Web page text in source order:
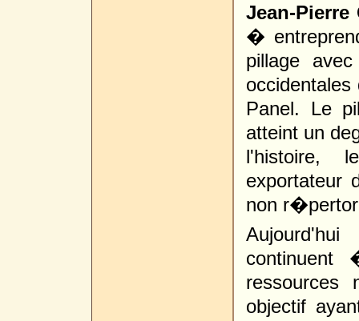
Jean-Pierre
�
pillage
Panel. Le
atteint un
l'histoire,
exportateur
non
objectif